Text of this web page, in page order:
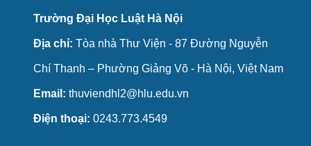
Trường Đại Học Luật Hà Nội
Địa chỉ: Tòa nhà Thư Viện - 87 Đường Nguyễn
Chí Thanh – Phường Giảng Võ - Hà Nội, Việt Nam
Email: thuviendhl2@hlu.edu.vn
Điện thoại: 0243.773.4549